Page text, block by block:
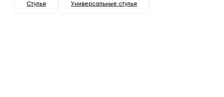
Стулья Универсальные стулья